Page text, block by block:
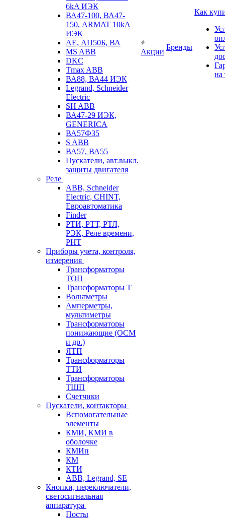
6kA ИЭК
ВА47-100, ВА47-
150, ARMAT 10kA
ИЭК
АЕ, АП50Б, ВА
MS ABB
DKC
Tmax ABB
ВА88, ВА44 ИЭК
Legrand, Schneider
Electric
SH ABB
ВА47-29 ИЭК,
GENERICA
ВА57Ф35
S ABB
ВА57, ВА55
Пускатели, авт.выкл.
защиты двигателя
Реле
ABB, Schneider
Electric, CHINT,
Евроавтоматика
Finder
РТИ, РТТ, РТЛ,
РЭК, Реле времени,
РНТ
Приборы учета, контроля,
измерения
Трансформаторы
ТОП
Трансформаторы Т
Вольтметры
Амперметры,
мультиметры
Трансформаторы
понижающие (ОСМ
и др.)
ЯТП
Трансформаторы
ТТИ
Трансформаторы
ТШП
Счетчики
Пускатели, контакторы
Вспомогательные
элементы
КМИ, КМИ в
оболочке
КМИп
КМ
КТИ
ABB, Legrand, SE
Кнопки, переключатели,
светосигнальная
аппаратура
Посты
Акции
Бренды
Как
на